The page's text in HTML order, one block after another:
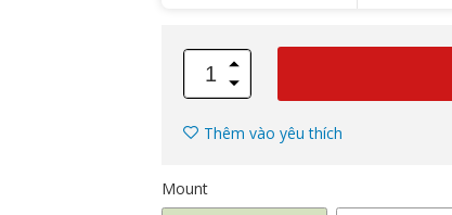
Thêm vào yêu thích
Mount